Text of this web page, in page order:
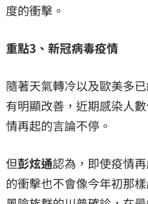
度的衝擊。
重點3、新冠病毒疫情
隨著天氣轉冷以及歐美多
有明顯改善，近期感染人
情再起的言論不停。
但彭炫通認為，即使疫情
的衝擊也不會像今年初那